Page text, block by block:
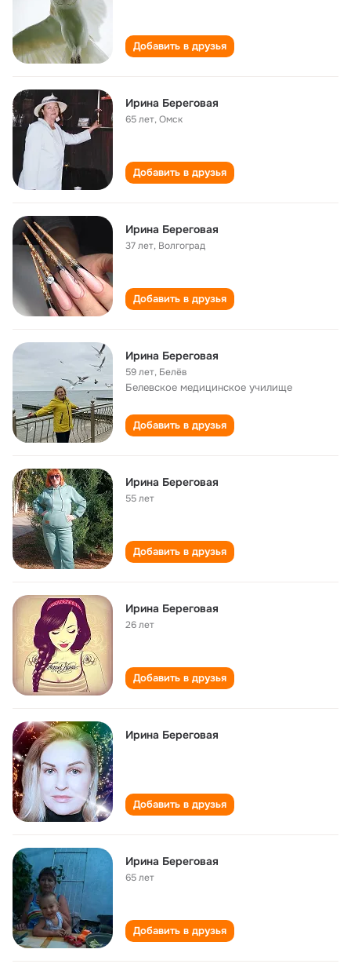
Добавить в друзья
Ирина Береговая
65 лет,Омск
Добавить в друзья
Ирина Береговая
37 лет, Волгоград
Добавить в друзья
Ирина Береговая
59 лет, Белёв
Белевское медицинское училище
Добавить в друзья
Ирина Береговая
55 лет
Добавить в друзья
Ирина Береговая
26 лет
Добавить в друзья
Ирина Береговая
Добавить в друзья
Ирина Береговая
65 лет
Добавить в друзья